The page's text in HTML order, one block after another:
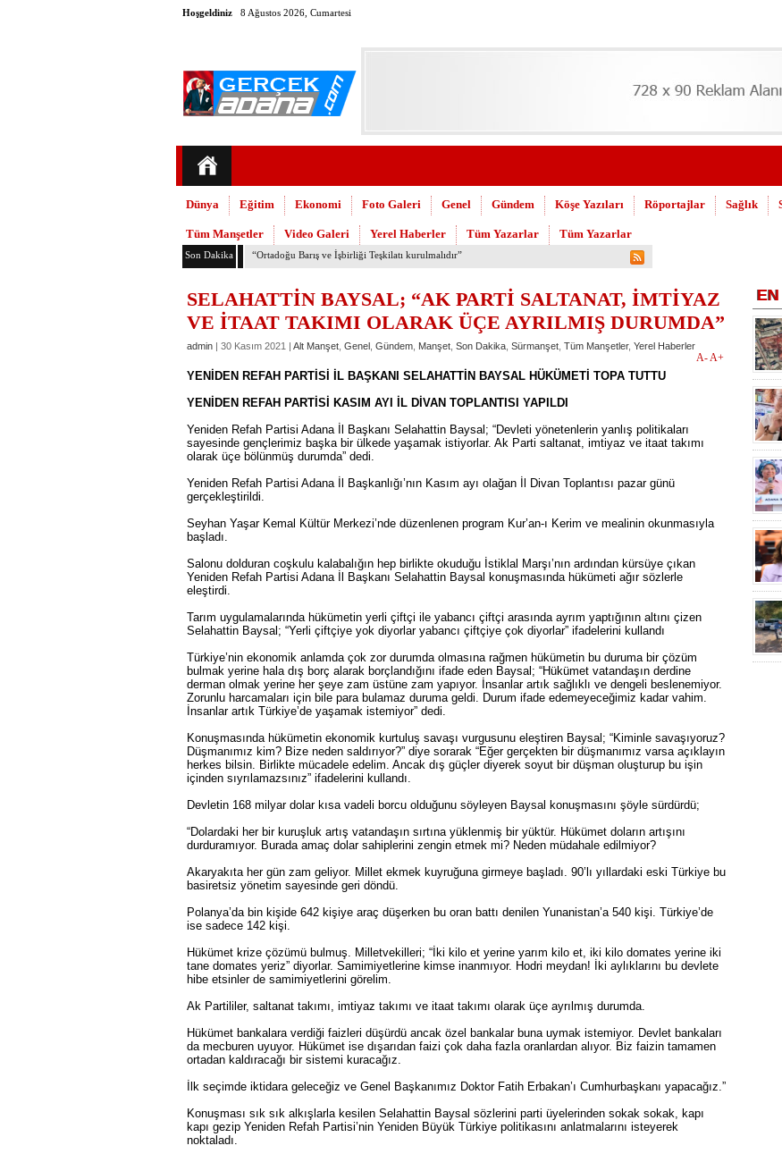
Hoşgeldiniz 8 Ağustos 2026, Cumartesi
Dünya Eğitim Ekonomi Foto Galeri Genel Gündem Köşe Yazıları Röportajlar Sağlık
Tüm Manşetler Video Galeri Yerel Haberler Tüm Yazarlar Tüm Yazarlar
Son Dakika TMMOB Mimarlar Odası’ndan Adana Askeri Hastane için çağrı…
SELAHATTİN BAYSAL; “AK PARTİ SALTANAT, İMTİYAZ
VE İTAAT TAKIMI OLARAK ÜÇE AYRILMIŞ DURUMDA”
admin | 30 Kasım 2021 | Alt Manşet Genel Gündem Manşet Son Dakika Sürmanşet Tüm Manşetler, Yerel Haberler
A-A+
YENİDEN REFAH PARTİSİ İL BAŞKANI SELAHATTİN BAYSAL HÜKÜMETİ TOPA TUTTU
YENİDEN REFAH PARTİSİ KASIM AYI İL DİVAN TOPLANTISI YAPILDI
Yeniden Refah Partisi Adana İl Başkanı Selahattin Baysal; “Devleti yönetenlerin yanlış politikaları
sayesinde gençlerimiz başka bir ülkede yaşamak istiyorlar. Ak Parti saltanat, imtiyaz ve itaat takımı
olarak üçe bölünmüş durumda” dedi.
Yeniden Refah Partisi Adana İl Başkanlığı’nın Kasım ayı olağan İl Divan Toplantısı pazar günü
gerçekleştirildi.
Seyhan Yaşar Kemal Kültür Merkezi’nde düzenlenen program Kur’an-ı Kerim ve mealinin okunmasıyla
başladı.
Salonu dolduran coşkulu kalabalığın hep birlikte okuduğu İstiklal Marşı’nın ardından kürsüye çıkan
Yeniden Refah Partisi Adana İl Başkanı Selahattin Baysal konuşmasında hükümeti ağır sözlerle
eleştirdi.
Tarım uygulamalarında hükümetin yerli çiftçi ile yabancı çiftçi arasında ayrım yaptığının altını çizen
Selahattin Baysal; “Yerli çiftçiye yok diyorlar yabancı çiftçiye çok diyorlar” ifadelerini kullandı
Türkiye’nin ekonomik anlamda çok zor durumda olmasına rağmen hükümetin bu duruma bir çözüm
bulmak yerine hala dış borç alarak borçlandığını ifade eden Baysal; “Hükümet vatandaşın derdine
derman olmak yerine her şeye zam üstüne zam yapıyor. İnsanlar artık sağlıklı ve dengeli beslenemiyor.
Zorunlu harcamaları için bile para bulamaz duruma geldi. Durum ifade edemeyeceğimiz kadar vahim.
İnsanlar artık Türkiye’de yaşamak istemiyor” dedi.
Konuşmasında hükümetin ekonomik kurtuluş savaşı vurgusunu eleştiren Baysal; “Kiminle savaşıyoruz?
Düşmanımız kim? Bize neden saldırıyor?” diye sorarak “Eğer gerçekten bir düşmanımız varsa açıklayın
herkes bilsin. Birlikte mücadele edelim. Ancak dış güçler diyerek soyut bir düşman oluşturup bu işin
içinden sıyrılamazsınız” ifadelerini kullandı.
Devletin 168 milyar dolar kısa vadeli borcu olduğunu söyleyen Baysal konuşmasını şöyle sürdürdü;
“Dolardaki her bir kuruşluk artış vatandaşın sırtına yüklenmiş bir yüktür. Hükümet doların artışını
durduramıyor. Burada amaç dolar sahiplerini zengin etmek mi? Neden müdahale edilmiyor?
Akaryakıta her gün zam geliyor. Millet ekmek kuyruğuna girmeye başladı. 90’lı yıllardaki eski Türkiye bu
basiretsiz yönetim sayesinde geri döndü.
Polanya’da bin kişide 642 kişiye araç düşerken bu oran battı denilen Yunanistan’a 540 kişi. Türkiye’de
ise sadece 142 kişi.
Hükümet krize çözümü bulmuş. Milletvekilleri; “İki kilo et yerine yarım kilo et, iki kilo domates yerine iki
tane domates yeriz” diyorlar. Samimiyetlerine kimse inanmıyor. Hodri meydan! İki aylıklarını bu devlete
hibe etsinler de samimiyetlerini görelim.
Ak Partililer, saltanat takımı, imtiyaz takımı ve itaat takımı olarak üçe ayrılmış durumda.
Hükümet bankalara verdiği faizleri düşürdü ancak özel bankalar buna uymak istemiyor. Devlet bankaları
da mecburen uyuyor. Hükümet ise dışarıdan faizi çok daha fazla oranlardan alıyor. Biz faizin tamamen
ortadan kaldıracağı bir sistemi kuracağız.
İlk seçimde iktidara geleceğiz ve Genel Başkanımız Doktor Fatih Erbakan’ı Cumhurbaşkanı yapacağız.”
Konuşması sık sık alkışlarla kesilen Selahattin Baysal sözlerini parti üyelerinden sokak sokak, kapı
kapı gezip Yeniden Refah Partisi’nin Yeniden Büyük Türkiye politikasını anlatmalarını isteyerek
noktaladı.
EN